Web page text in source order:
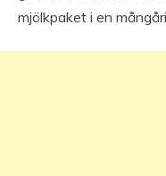
mjölkpaket i en